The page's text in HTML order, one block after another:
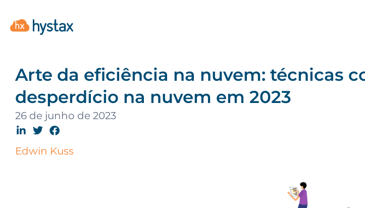
Arte da eficiência na nuvem: técnicas
desperdício na nuvem em 2023
26 de junho de 2023
Edwin Kuss